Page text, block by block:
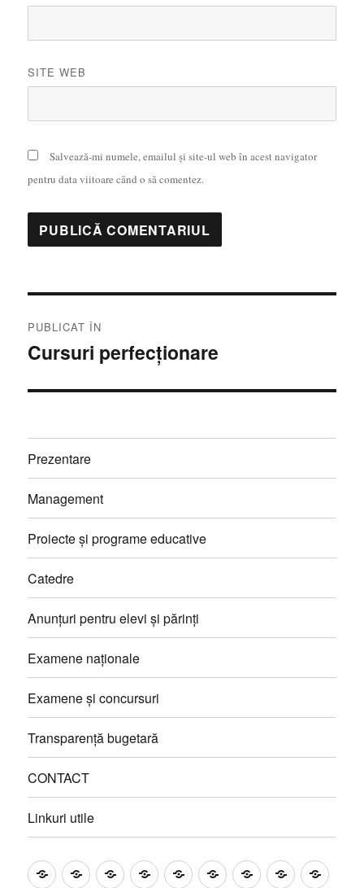
SITE WEB
Salvează-mi numele, emailul și site-ul web în acest navigator
pentru data viitoare când o să comentez.
în
PUBLICAT ÎN
Cursuri perfecționare
Prezentare
Management
Proiecte și programe educative
Catedre
Anunțuri pentru elevi și părinți
Examene naționale
Examene și concursuri
Transparență bugetară
CONTACT
Linkuri utile
PrezentareManagement
ProiecteCatedreAnunțuriExameneExameneTransparență